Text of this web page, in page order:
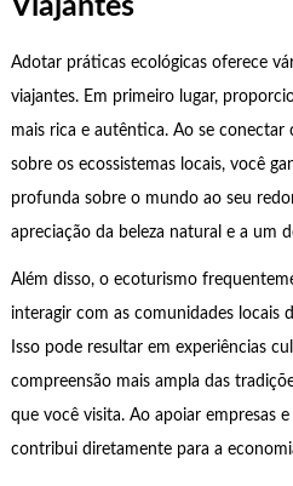
Viajantes
Adotar práticas ecológicas oferece
viajantes. Em primeiro lugar,
mais rica e autêntica. Ao se conectar
sobre os ecossistemas locais, você
profunda sobre o mundo ao seu
apreciação da beleza natural e a um
Além disso, o ecoturismo
interagir com as comunidades locais
Isso pode resultar em experiências
compreensão mais ampla das
que você visita. Ao apoiar empresas
contribui diretamente para a